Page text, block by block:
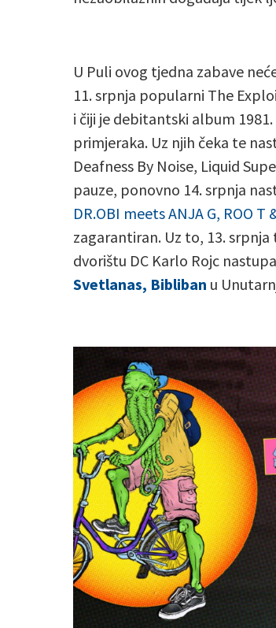
U Puli ovog tjedna zabave
11. srpnja popularni The
i čiji je debitantski album
primjeraka. Uz njih čeka te
Deafness By Noise, Liquid
pauze, ponovno 14. srpnja
DR.OBI meets ANJA G, ROO T
zagarantiran. Uz to, 13.
dvorištu DC Karlo Rojc
Svetlanas, Bibliban u